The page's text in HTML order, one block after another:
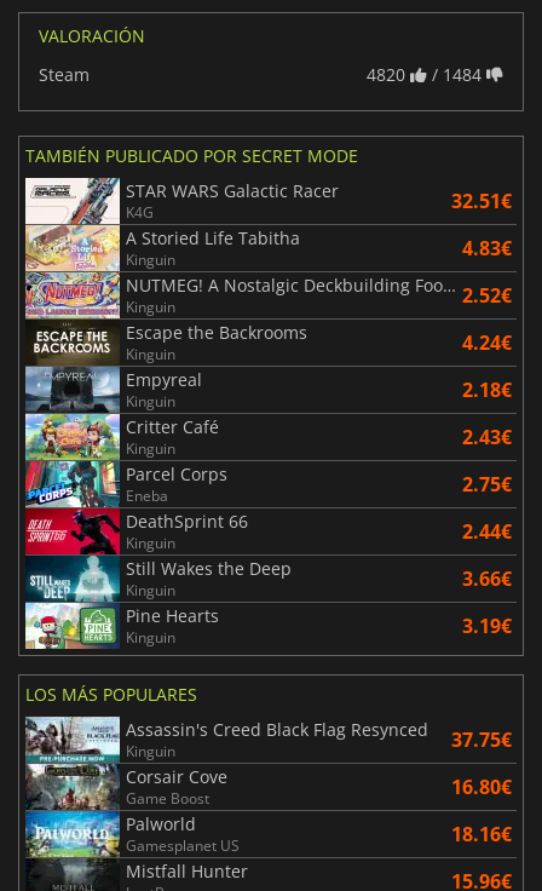
VALORACIÓN
Steam
4820 / 1484
TAMBIÉN PUBLICADO POR SECRET MODE
STAR WARS Galactic Racer
K4G 32.51€
A Storied Life Tabitha
Kinguin 4.83€
NUTMEG! A Nostalgic Deckbuilding Football Manager
Kinguin 2.52€
Escape the Backrooms
Kinguin 4.24€
Empyreal
Kinguin 2.18€
Critter Café
Kinguin 2.43€
Parcel Corps
Eneba 2.75€
DeathSprint 66
Kinguin 2.44€
Still Wakes the Deep
Kinguin 3.66€
Pine Hearts
Kinguin 3.19€
LOS MÁS POPULARES
Assassin's Creed Black Flag Resynced
Kinguin 37.75€
Corsair Cove
Game Boost 16.80€
Palworld
Gamesplanet US 18.16€
Mistfall Hunter 15.96€